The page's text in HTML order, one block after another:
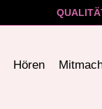
Hören